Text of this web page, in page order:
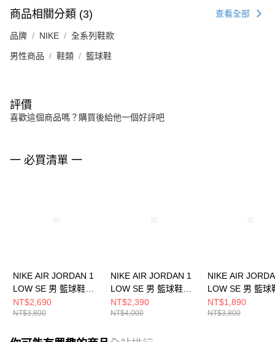
商品相關分類 (3) 查看全部
品牌 NIKE 全系列鞋款
男性商品 鞋類 籃球鞋
評價
喜歡這個商品嗎？購買後給他一個好評吧
一 必買清單 一
NIKE AIR JORDAN 1
LOW SE 男 籃球鞋
HJ5999400
NT$2,690
NT$3,800
NIKE AIR JORDAN 1
LOW SE 男 籃球鞋
HQ3603201
NT$2,390
NT$4,000
NIKE AIR
LOW SE 男 籃球
FN5214141
NT$1,890
NT$3,800